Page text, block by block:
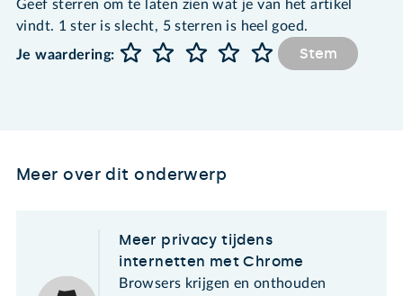
Geef sterren om te laten zien wat je van het artikel
vindt. 1 ster is slecht, 5 sterren is heel goed.
Je waardering:
Stem
Meer over dit onderwerp
Meer privacy tijdens
internetten met Chrome
Browsers krijgen en onthouden